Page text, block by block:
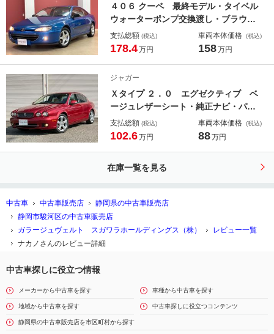
４０６ クーペ 最終モデル・タイベル
ウォーターポンプ交換渡し・ブラウン
レザーシート・純正オーディオ・ＥＴ
Ｃ・キーレス・シートヒーター
支払総額 (税込)
178.4万円
車両本体価格 (税込)
158万円
ジャガー
Ｘタイプ ２．０ エグゼクティブ ベ
ージュレザーシート・純正ナビ・パー
キングセンサー・キーレス・天井張り
替え・ＥＴＣ
支払総額 (税込)
102.6万円
車両本体価格 (税込)
88万円
在庫一覧を見る
中古車 中古車販売店
静岡県の中古車販売店
静岡市駿河区の中古車販売店
ガラージュヴェルト スガワラホールディングス（株）
レビュー一覧
ナカノさんのレビュー詳細
中古車探しに役立つ情報
メーカーから中古車を探す 車種から中古車を探す
地域から中古車を探す 中古車探しに役立つコンテンツ
静岡県の中古車販売店を市区町村から探す